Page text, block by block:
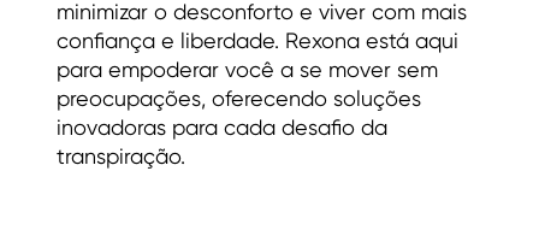
minimizar o desconforto e viver com mais
confiança e liberdade. Rexona está aqui
para empoderar você a se mover sem
preocupações, oferecendo soluções
inovadoras para cada desafio da
transpiração.